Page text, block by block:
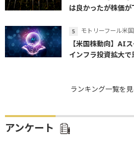
は良かったが株価が
モトリーフール米
【米国株動向】AI
インフラ投資拡大で
ランキング一覧を見
アンケート